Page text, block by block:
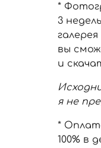
*
3
вы
и
я не
*
100% в